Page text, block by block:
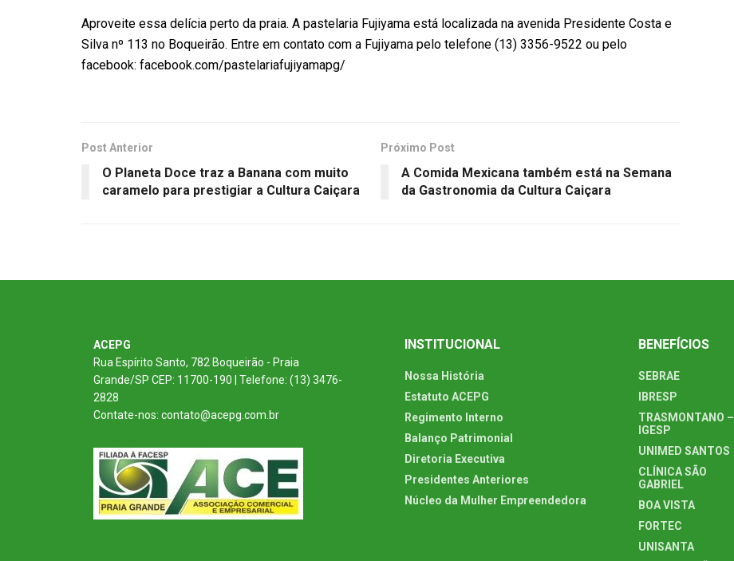
Aproveite essa delícia perto da praia. A pastelaria Fujiyama está localizada na avenida Presidente Costa e
Silva nº 113 no Boqueirão. Entre em contato com a Fujiyama pelo telefone (13) 3356-9522 ou pelo
facebook: facebook.com/pastelariafujiyamapg/
Post Anterior
O Planeta Doce traz a Banana com muito
caramelo para prestigiar a Cultura Caiçara
Próximo Post
A Comida Mexicana também está na Semana
da Gastronomia da Cultura Caiçara
ACEPG
Rua Espírito Santo, 782 Boqueirão - Praia
Grande/SP CEP: 11700-190 | Telefone: (13) 3476-
2828
Contate-nos: contato@acepg.com.br
INSTITUCIONAL
Nossa História
Estatuto ACEPG
Regimento Interno
Balanço Patrimonial
Diretoria Executiva
Presidentes Anteriores
Núcleo da Mulher Empreendedora
BENEFÍCIOS
SEBRAE
IBRESP
TRASMONTANO –
IGESP
UNIMED SANTOS
CLÍNICA SÃO
GABRIEL
BOA VISTA
FORTEC
UNISANTA